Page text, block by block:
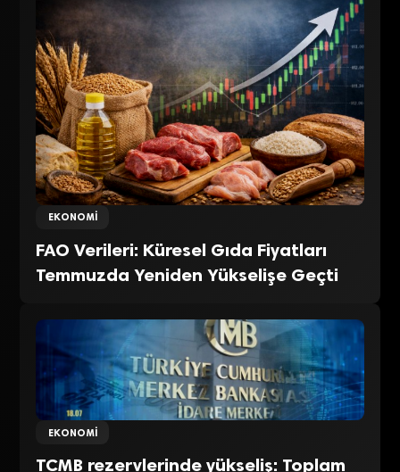
EKONOMI
FAO Verileri: Küresel Gıda Fiyatları
Temmuzda Yeniden Yükselişe Geçti
EKONOMI
TCMB rezervlerinde yükseliş: Toplam